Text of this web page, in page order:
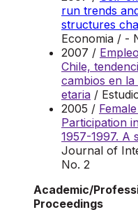
run trends
structures
Economia / -
2007 /
Chile,
cambios en
etaria /
2005 /
Participation
1957-1997. A
Journal of
No. 2
Academic/
Proceedings